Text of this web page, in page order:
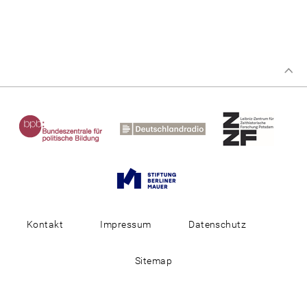
Kontakt Impressum Datenschutz
Sitemap